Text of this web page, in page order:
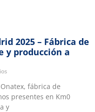
2025 – Fábrica de
y producción a
fábrica de
presentes en Km0
y